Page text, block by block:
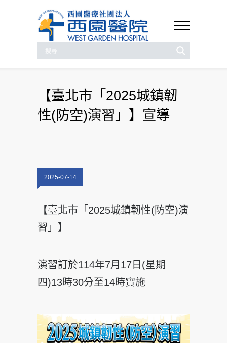
【臺北市「2025城鎮韌
性(防空)演習」】宣導
2025-07-14
【臺北市「2025城鎮韌性(防空)演
習」】
演習訂於114年7月17日(星期
四)13時30分至14時實施